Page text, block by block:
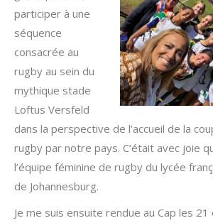
participer à une
séquence
consacrée au
rugby au sein du
mythique stade
Loftus Versfeld
dans la perspective de l’accueil de la
rugby par notre pays. C’était avec joie
l’équipe féminine de rugby du lycée
de Johannesburg.
Je me suis ensuite rendue au Cap les 21